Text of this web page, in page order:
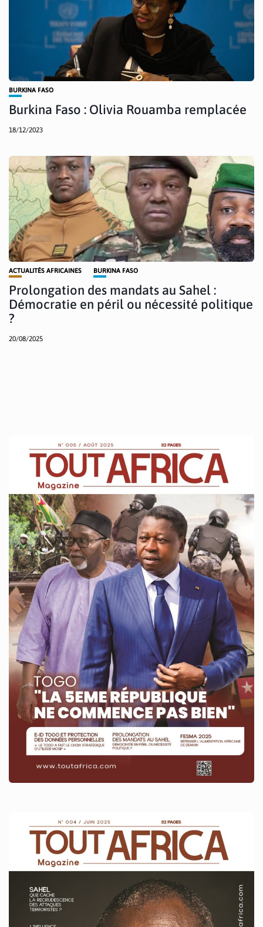
BURKINA FASO
Burkina Faso : Olivia Rouamba remplacée
18/12/2023
ACTUALITÉS AFRICAINES BURKINA FASO
Prolongation des mandats au Sahel :
Démocratie en péril ou nécessité politique
?
20/08/2025